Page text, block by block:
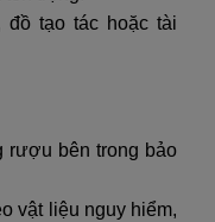
đồ tạo tác hoặc tài
rượu bên trong bảo
vật liệu nguy hiểm,